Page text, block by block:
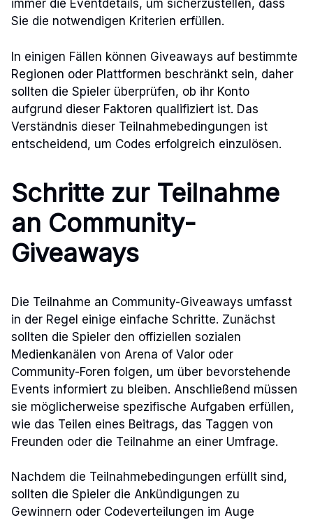
immer die Eventdetails, um sicherzustellen, dass
Sie die notwendigen Kriterien erfüllen.
In einigen Fällen können Giveaways auf bestimmte
Regionen oder Plattformen beschränkt sein, daher
sollten die Spieler überprüfen, ob ihr Konto
aufgrund dieser Faktoren qualifiziert ist. Das
Verständnis dieser Teilnahmebedingungen ist
entscheidend, um Codes erfolgreich einzulösen.
Schritte zur Teilnahme
an Community-
Giveaways
Die Teilnahme an Community-Giveaways umfasst
in der Regel einige einfache Schritte. Zunächst
sollten die Spieler den offiziellen sozialen
Medienkanälen von Arena of Valor oder
Community-Foren folgen, um über bevorstehende
Events informiert zu bleiben. Anschließend müssen
sie möglicherweise spezifische Aufgaben erfüllen,
wie das Teilen eines Beitrags, das Taggen von
Freunden oder die Teilnahme an einer Umfrage.
Nachdem die Teilnahmebedingungen erfüllt sind,
sollten die Spieler die Ankündigungen zu
Gewinnern oder Codeverteilungen im Auge